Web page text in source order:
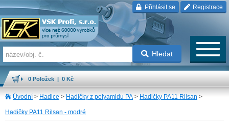
Přihlásit se Registrace
Hledat
0 Položek | 0 Kč
Úvodní > Hadice > Hadičky z polyamidu PA > Hadičky PA11 Rilsan >
Hadičky PA11 Rilsan - modré